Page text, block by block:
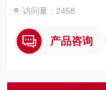
访问量：2458
产品咨询